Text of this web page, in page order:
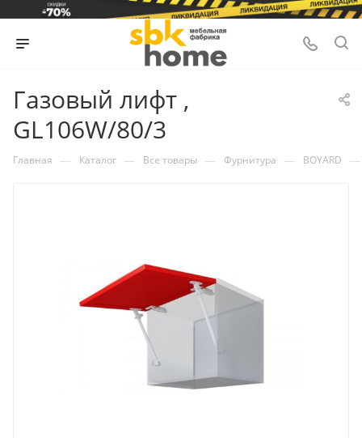
Газовый лифт ,
GL106W/80/3
Главная — Каталог — Все товары — Фурнитура — BOYARD —